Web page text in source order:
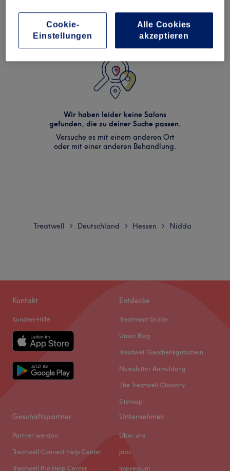
Wir haben leider keine Salons
gefunden, die zu deiner Suche passen.
Versuche es mit einem anderen Ort
oder mit einer anderen Behandlung.
Treatwell > Deutschland > Hessen > Nidda
Kontakt
Kunden-Hilfe
Entdecke
Treatment Guide
Unser Blog
Treatwell Geschenkgutschein
Newsletter Anmeldung
The Treatwell Glossary
Sitemap
Geschäftspartner
Partner werden
Treatwell Connect Help Center
Treatwell Pro Help Center
Unternehmen
Über uns
Jobs
Impressum
Cookie-
Einstellungen
Alle Cookies
akzeptieren